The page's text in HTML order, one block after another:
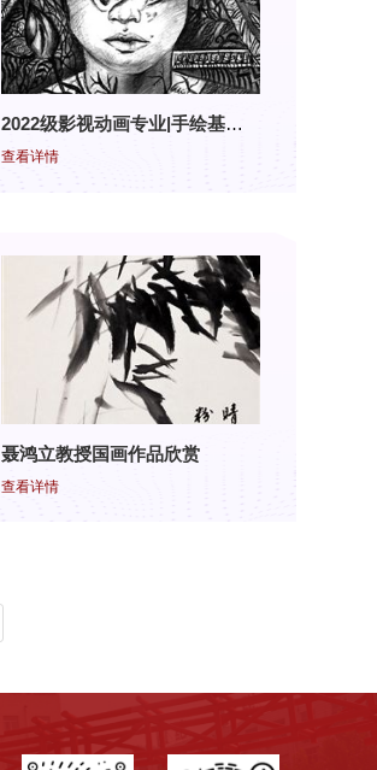
2022级影视动画专业|手绘基础结课展
查看详情
聂鸿立教授国画作品欣赏
查看详情